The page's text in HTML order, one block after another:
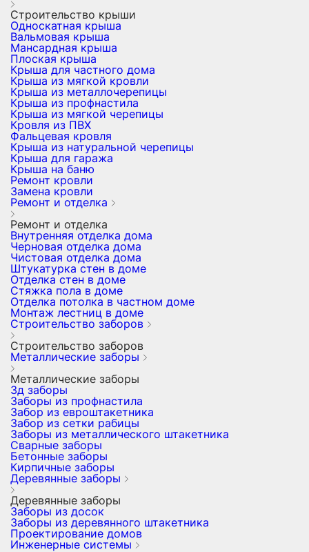
Строительство крыши
Односкатная крыша
Вальмовая крыша
Мансардная крыша
Плоская крыша
Крыша для частного дома
Крыша из мягкой кровли
Крыша из металлочерепицы
Крыша из профнастила
Крыша из мягкой черепицы
Кровля из ПВХ
Фальцевая кровля
Крыша из натуральной черепицы
Крыша для гаража
Крыша на баню
Ремонт кровли
Замена кровли
Ремонт и отделка
Ремонт и отделка
Внутренняя отделка дома
Черновая отделка дома
Чистовая отделка дома
Штукатурка стен в доме
Отделка стен в доме
Стяжка пола в доме
Отделка потолка в частном доме
Монтаж лестниц в доме
Строительство заборов
Строительство заборов
Металлические заборы
Металлические заборы
3д заборы
Заборы из профнастила
Забор из евроштакетника
Забор из сетки рабицы
Заборы из металлического штакетника
Сварные заборы
Бетонные заборы
Кирпичные заборы
Деревянные заборы
Деревянные заборы
Заборы из досок
Заборы из деревянного штакетника
Проектирование домов
Инженерные системы